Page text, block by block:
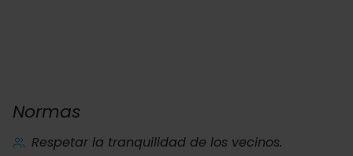
Normas
Respetar la tranquilidad de los vecinos.